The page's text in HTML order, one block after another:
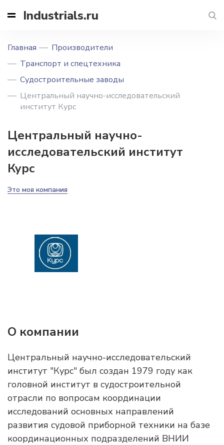
Industrials.ru
Главная
Производители
Транспорт и спецтехника
Судостроительные заводы
Центральный научно-исследовательский
институт Курс
Центральный научно-
исследовательский институт
Курс
Это моя компания
О компании
Центральный научно-исследовательский
институт "Курс" был создан 1979 году как
головной институт в судостроительной
отрасли по вопросам координации
исследований основных направлений
развития судовой приборной техники на базе
координационных подразделений ВНИИ